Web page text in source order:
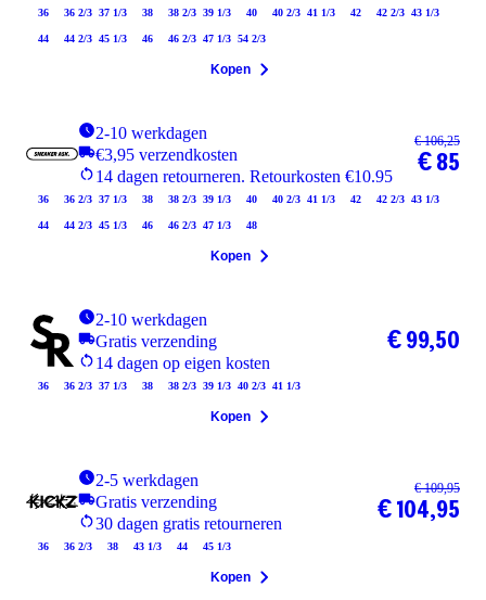
36 36 2/3 37 1/3 38 38 2/3 39 1/3 40 40 2/3 41 1/3 42 42 2/3 43 1/3
44 44 2/3 45 1/3 46 46 2/3 47 1/3 54 2/3
Kopen
2-10 werkdagen
€3,95 verzendkosten
14 dagen retourneren. Retourkosten €10.95
36 36 2/3 37 1/3 38 38 2/3 39 1/3 40 40 2/3 41 1/3 42 42 2/3 43 1/3
44 44 2/3 45 1/3 46 46 2/3 47 1/3 48
€ 106,25
€ 85
Kopen
2-10 werkdagen
Gratis verzending
14 dagen op eigen kosten
36 36 2/3 37 1/3 38 38 2/3 39 1/3 40 2/3 41 1/3
€ 99,50
Kopen
2-5 werkdagen
Gratis verzending
30 dagen gratis retourneren
36 36 2/3 38 43 1/3 44 45 1/3
€ 109,95
€ 104,95
Kopen